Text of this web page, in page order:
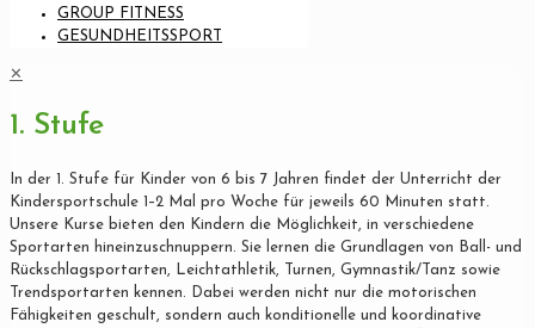
GROUP FITNESS
GESUNDHEITSSPORT
✕
1. Stufe
In der 1. Stufe für Kinder von 6 bis 7 Jahren findet der Unterricht der
Kindersportschule 1–2 Mal pro Woche für jeweils 60 Minuten statt.
Unsere Kurse bieten den Kindern die Möglichkeit, in verschiedene
Sportarten hineinzuschnuppern. Sie lernen die Grundlagen von Ball- und
Rückschlagsportarten, Leichtathletik, Turnen, Gymnastik/Tanz sowie
Trendsportarten kennen. Dabei werden nicht nur die motorischen
Fähigkeiten geschult, sondern auch konditionelle und koordinative